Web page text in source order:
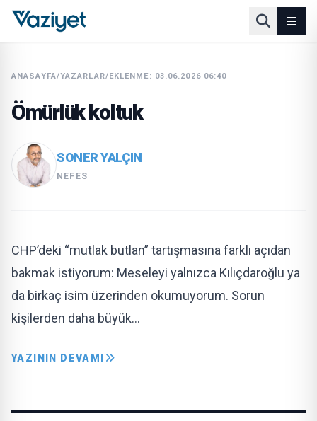
ANASAYFA/YAZARLAR/EKLENME: 03.06.2026 06:40
Ömürlük koltuk
SONER YALÇIN
NEFES
CHP’deki “mutlak butlan” tartışmasına farklı açıdan
bakmak istiyorum: Meseleyi yalnızca Kılıçdaroğlu ya
da birkaç isim üzerinden okumuyorum. Sorun
kişilerden daha büyük…
YAZININ DEVAMI